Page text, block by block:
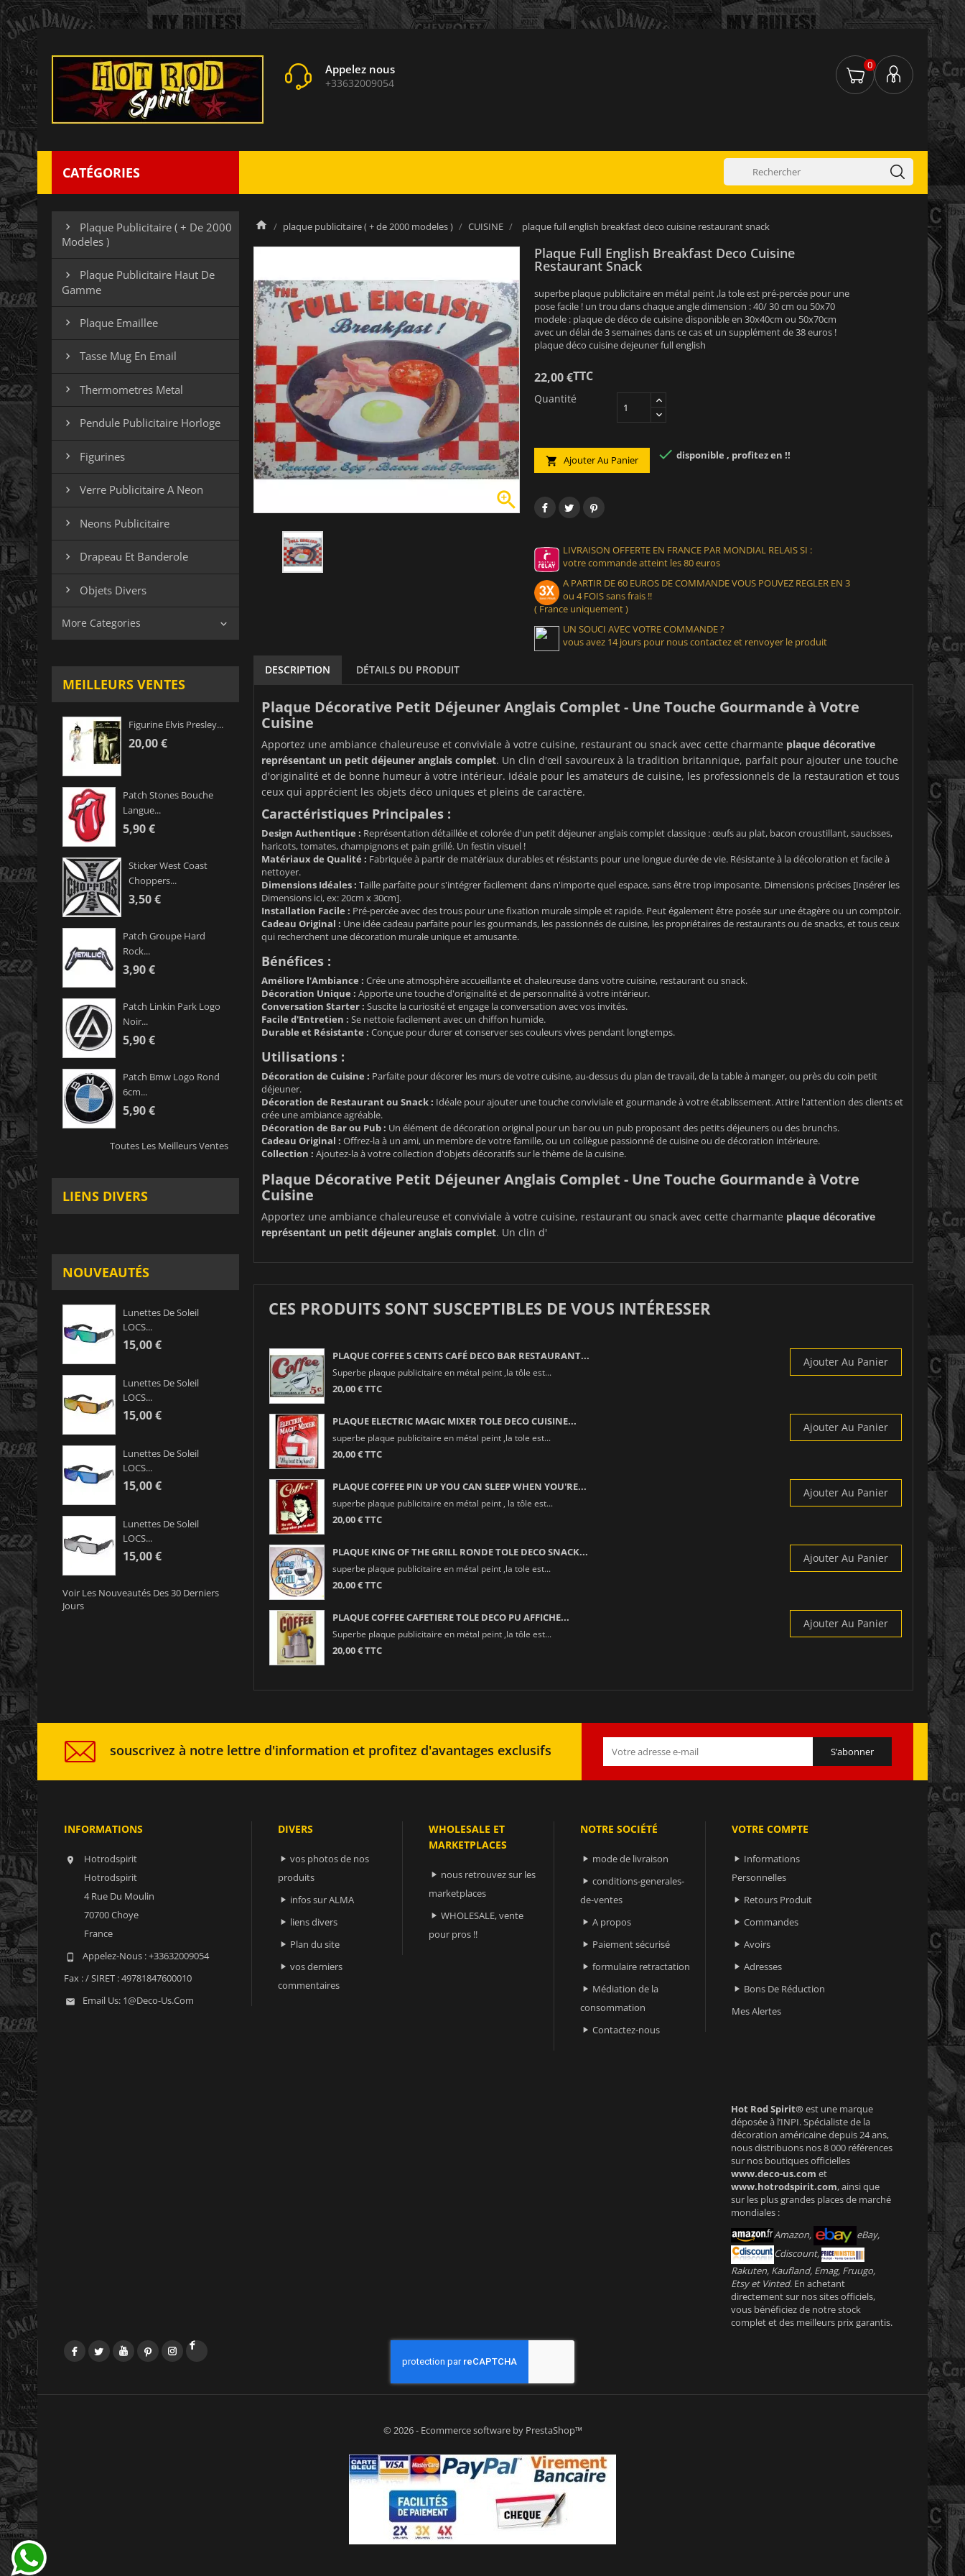
Appelez nous
+33632009054
0
CATÉGORIES

Plaque Publicitaire ( + De 2000
Modeles )

Plaque Publicitaire Haut De
Gamme
 Plaque Emaillee
 Tasse Mug En Email
 Thermometres Metal
 Pendule Publicitaire Horloge
 Figurines
 Verre Publicitaire A Neon
 Neons Publicitaire
 Drapeau Et Banderole
 Objets Divers
More Categories 
MEILLEURS VENTES
Figurine Elvis Presley...
20,00 €
Patch Stones Bouche
Langue...
5,90 €
Sticker West Coast
Choppers...
3,50 €
Patch Groupe Hard
Rock...
3,90 €
Patch Linkin Park Logo
Noir...
5,90 €
Patch Bmw Logo Rond
6cm...
5,90 €
Toutes Les Meilleurs Ventes
LIENS DIVERS
NOUVEAUTÉS
Lunettes De Soleil
LOCS...
15,00 €
Lunettes De Soleil
LOCS...
15,00 €
Lunettes De Soleil
LOCS...
15,00 €
Lunettes De Soleil
LOCS...
15,00 €
Voir Les Nouveautés Des 30 Derniers
Jours
plaque publicitaire ( + de 2000 modeles ) CUISINE plaque full english breakfast deco cuisine restaurant snack

Plaque Full English Breakfast Deco Cuisine
Restaurant Snack
superbe plaque publicitaire en métal peint ,la tole est pré-percée pour une
pose facile ! un trou dans chaque angle dimension : 40/ 30 cm ou 50x70
modele : plaque de déco de cuisine disponible en 30x40cm ou 50x70cm
avec un délai de 3 semaines dans ce cas et un supplément de 38 euros !
plaque déco cuisine dejeuner full english
22,00 €TTC
Quantité
 Ajouter Au Panier  disponible , profitez en !!
LIVRAISON OFFERTE EN FRANCE PAR MONDIAL RELAIS SI :
votre commande atteint les 80 euros
A PARTIR DE 60 EUROS DE COMMANDE VOUS POUVEZ REGLER EN 3
ou 4 FOIS sans frais !!
( France uniquement )
UN SOUCI AVEC VOTRE COMMANDE ?
vous avez 14 jours pour nous contactez et renvoyer le produit
DESCRIPTION DÉTAILS DU PRODUIT
Plaque Décorative Petit Déjeuner Anglais Complet - Une Touche Gourmande à Votre
Cuisine
Apportez une ambiance chaleureuse et conviviale à votre cuisine, restaurant ou snack avec cette charmante plaque décorative
représentant un petit déjeuner anglais complet. Un clin d'œil savoureux à la tradition britannique, parfait pour ajouter une touche
d'originalité et de bonne humeur à votre intérieur. Idéale pour les amateurs de cuisine, les professionnels de la restauration et tous
ceux qui apprécient les objets déco uniques et pleins de caractère.
Caractéristiques Principales :
Design Authentique : Représentation détaillée et colorée d'un petit déjeuner anglais complet classique : œufs au plat, bacon croustillant, saucisses,
haricots, tomates, champignons et pain grillé. Un festin visuel !
Matériaux de Qualité : Fabriquée à partir de matériaux durables et résistants pour une longue durée de vie. Résistante à la décoloration et facile à
nettoyer.
Dimensions Idéales : Taille parfaite pour s'intégrer facilement dans n'importe quel espace, sans être trop imposante. Dimensions précises [Insérer les
Dimensions ici, ex: 20cm x 30cm].
Installation Facile : Pré-percée avec des trous pour une fixation murale simple et rapide. Peut également être posée sur une étagère ou un comptoir.
Cadeau Original : Une idée cadeau parfaite pour les gourmands, les passionnés de cuisine, les propriétaires de restaurants ou de snacks, et tous ceux
qui recherchent une décoration murale unique et amusante.
Bénéfices :
Améliore l'Ambiance : Crée une atmosphère accueillante et chaleureuse dans votre cuisine, restaurant ou snack.
Décoration Unique : Apporte une touche d'originalité et de personnalité à votre intérieur.
Conversation Starter : Suscite la curiosité et engage la conversation avec vos invités.
Facile d'Entretien : Se nettoie facilement avec un chiffon humide.
Durable et Résistante : Conçue pour durer et conserver ses couleurs vives pendant longtemps.
Utilisations :
Décoration de Cuisine : Parfaite pour décorer les murs de votre cuisine, au-dessus du plan de travail, de la table à manger, ou près du coin petit
déjeuner.
Décoration de Restaurant ou Snack : Idéale pour ajouter une touche conviviale et gourmande à votre établissement. Attire l'attention des clients et
crée une ambiance agréable.
Décoration de Bar ou Pub : Un élément de décoration original pour un bar ou un pub proposant des petits déjeuners ou des brunchs.
Cadeau Original : Offrez-la à un ami, un membre de votre famille, ou un collègue passionné de cuisine ou de décoration intérieure.
Collection : Ajoutez-la à votre collection d'objets décoratifs sur le thème de la cuisine.
Plaque Décorative Petit Déjeuner Anglais Complet - Une Touche Gourmande à Votre
Cuisine
Apportez une ambiance chaleureuse et conviviale à votre cuisine, restaurant ou snack avec cette charmante plaque décorative
représentant un petit déjeuner anglais complet. Un clin d'
CES PRODUITS SONT SUSCEPTIBLES DE VOUS INTÉRESSER
PLAQUE COFFEE 5 CENTS CAFÉ DECO BAR RESTAURANT...
Superbe plaque publicitaire en métal peint ,la tôle est...
20,00 € TTC
Ajouter Au Panier
PLAQUE ELECTRIC MAGIC MIXER TOLE DECO CUISINE...
superbe plaque publicitaire en métal peint ,la tole est...
20,00 € TTC
Ajouter Au Panier
PLAQUE COFFEE PIN UP YOU CAN SLEEP WHEN YOU'RE...
superbe plaque publicitaire en métal peint , la tôle est...
20,00 € TTC
Ajouter Au Panier
PLAQUE KING OF THE GRILL RONDE TOLE DECO SNACK...
superbe plaque publicitaire en métal peint ,la tole est...
20,00 € TTC
Ajouter Au Panier
PLAQUE COFFEE CAFETIERE TOLE DECO PU AFFICHE...
Superbe plaque publicitaire en métal peint ,la tôle est...
20,00 € TTC
Ajouter Au Panier
souscrivez à notre lettre d'information et profitez d'avantages exclusifs
INFORMATIONS

Hotrodspirit
Hotrodspirit
4 Rue Du Moulin
70700 Choye
France
 Appelez-Nous :+33632009054
Fax :/ SIRET : 49781847600010
 Email Us: 1@deco-Us.com
DIVERS
 vos photos de nos
produits
 infos sur ALMA
 liens divers
 Plan du site
 vos derniers
commentaires
WHOLESALE ET
MARKETPLACES
 nous retrouvez sur les
marketplaces
 WHOLESALE, vente
pour pros !!
NOTRE SOCIÉTÉ
 mode de livraison
 conditions-generales-
de-ventes
 A propos
 Paiement sécurisé
 formulaire retractation
 Médiation de la
consommation
 Contactez-nous
VOTRE COMPTE
 Informations
Personnelles
 Retours Produit
 Commandes
 Avoirs
 Adresses
 Bons De Réduction
Mes Alertes
Hot Rod Spirit®est une marque
déposée à l’INPI. Spécialiste de la
décoration américaine depuis 24 ans,
nous distribuons nos 8 000 références
sur nos boutiques officielles
www.deco-us.com et
www.hotrodspirit.com, ainsi que
sur les plus grandes places de marché
mondiales :
Amazon,
eBay,
Cdiscount,
Rakuten, Kaufland, Emag, Fruugo,
Etsy et Vinted. En achetant
directement sur nos sites officiels,
vous bénéficiez de notre stock
complet et des meilleurs prix garantis.
FacebookTwitterYouTubePinterestInstagram
© 2026 - Ecommerce software by PrestaShop™